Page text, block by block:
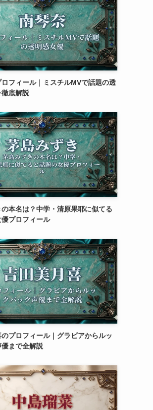
フィール｜ミスチルMVで話題の透
底解説
本名は？中学・清原果耶に似てる
優プロフィール
プロフィール｜グラビアからルッ
まで全解説